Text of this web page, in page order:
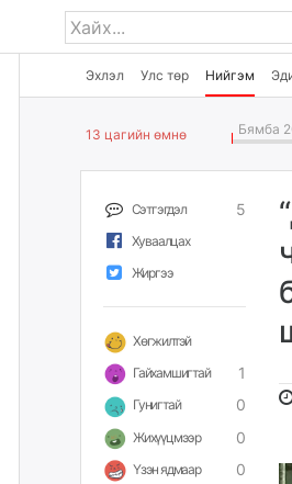
Эхлэл Улс төр Нийгэм
13 цагийн өмнө Бямба
Сэтгэгдэл 5
Хуваалцах
Жиргээ
Хөгжилтэй
Гайхамшигтай
1
Гунигтай 0
Жихүүцмээр 0
Үзэн ядмаар 0